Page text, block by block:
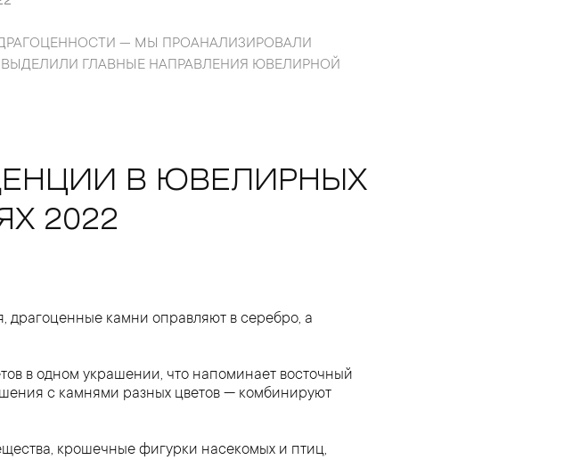
— МЫ ПРОАНАЛИЗИРОВАЛИ
ГЛАВНЫЕ НАПРАВЛЕНИЯ ЮВЕЛИРНОЙ
В ЮВЕЛИРНЫХ
2022
камни оправляют в серебро, а
в одном украшении, что напоминает восточный
с камнями разных цветов — комбинируют
крошечные фигурки насекомых и птиц,